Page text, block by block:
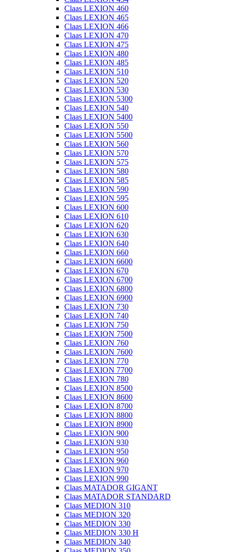
Claas LEXION 460
Claas LEXION 465
Claas LEXION 466
Claas LEXION 470
Claas LEXION 475
Claas LEXION 480
Claas LEXION 485
Claas LEXION 510
Claas LEXION 520
Claas LEXION 530
Claas LEXION 5300
Claas LEXION 540
Claas LEXION 5400
Claas LEXION 550
Claas LEXION 5500
Claas LEXION 560
Claas LEXION 570
Claas LEXION 575
Claas LEXION 580
Claas LEXION 585
Claas LEXION 590
Claas LEXION 595
Claas LEXION 600
Claas LEXION 610
Claas LEXION 620
Claas LEXION 630
Claas LEXION 640
Claas LEXION 660
Claas LEXION 6600
Claas LEXION 670
Claas LEXION 6700
Claas LEXION 6800
Claas LEXION 6900
Claas LEXION 730
Claas LEXION 740
Claas LEXION 750
Claas LEXION 7500
Claas LEXION 760
Claas LEXION 7600
Claas LEXION 770
Claas LEXION 7700
Claas LEXION 780
Claas LEXION 8500
Claas LEXION 8600
Claas LEXION 8700
Claas LEXION 8800
Claas LEXION 8900
Claas LEXION 900
Claas LEXION 930
Claas LEXION 950
Claas LEXION 960
Claas LEXION 970
Claas LEXION 990
Claas MATADOR GIGANT
Claas MATADOR STANDARD
Claas MEDION 310
Claas MEDION 320
Claas MEDION 330
Claas MEDION 330 H
Claas MEDION 340